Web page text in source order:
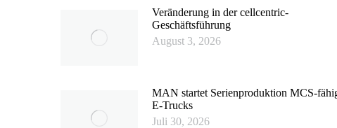
Veränderung in der cellcentric-
Geschäftsführung
August 3, 2026
MAN startet Serienproduktion MCS-
E-Trucks
Juli 30, 2026